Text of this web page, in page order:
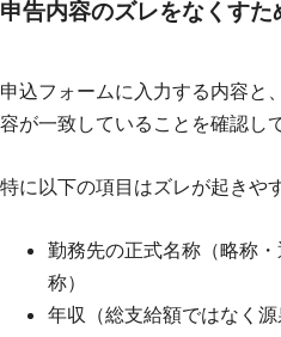
申告内容のズレをなくすた
申込フォームに入力する内容と
容が一致していることを確認し
特に以下の項目はズレが起きや
勤務先の正式名称（略称
称）
年収（総支給額ではなく源